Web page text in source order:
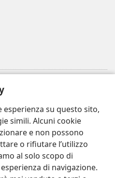
su questo sito,
simili. Alcuni cookie
e non possono
o rifiutare l’utilizzo
al solo scopo di
di navigazione.